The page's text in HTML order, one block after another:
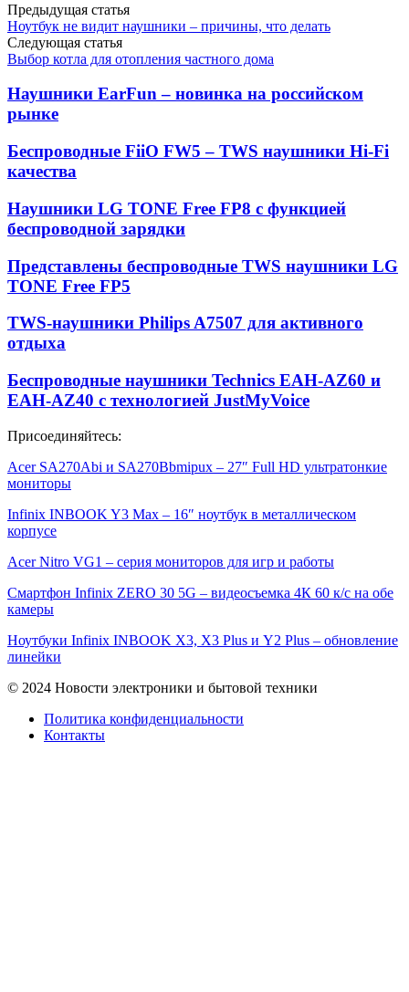
Предыдущая статья
Ноутбук не видит наушники – причины, что делать
Следующая статья
Выбор котла для отопления частного дома
Наушники EarFun – новинка на российском
рынке
Беспроводные FiiO FW5 – TWS наушники Hi-Fi
качества
Наушники LG TONE Free FP8 с функцией
беспроводной зарядки
Представлены беспроводные TWS наушники LG
TONE Free FP5
TWS-наушники Philips A7507 для активного
отдыха
Беспроводные наушники Technics EAH-AZ60 и
EAH-AZ40 с технологией JustMyVoice
Присоединяйтесь:
Acer SA270Abi и SA270Bbmipux – 27″ Full HD ультратонкие
мониторы
Infinix INBOOK Y3 Max – 16″ ноутбук в металлическом
корпусе
Acer Nitro VG1 – серия мониторов для игр и работы
Смартфон Infinix ZERO 30 5G – видеосъемка 4К 60 к/с на обе
камеры
Ноутбуки Infinix INBOOK X3, X3 Plus и Y2 Plus – обновление
линейки
© 2024 Новости электроники и бытовой техники
Политика конфиденциальности
Контакты